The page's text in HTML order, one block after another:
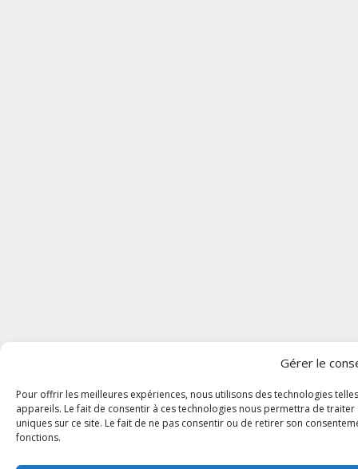
Gérer le
Pour offrir les meilleures expériences, nous utilisons des technologies
appareils. Le fait de consentir à ces technologies nous permettra de
uniques sur ce site. Le fait de ne pas consentir ou de retirer son
fonctions.